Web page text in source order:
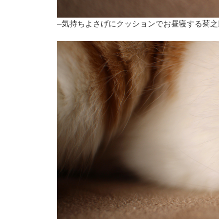
–気持ちよさげにクッションでお昼寝する菊